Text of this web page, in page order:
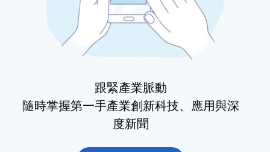
跟緊產業脈動
隨時掌握第一手產業創新科技、應用與深
度新聞